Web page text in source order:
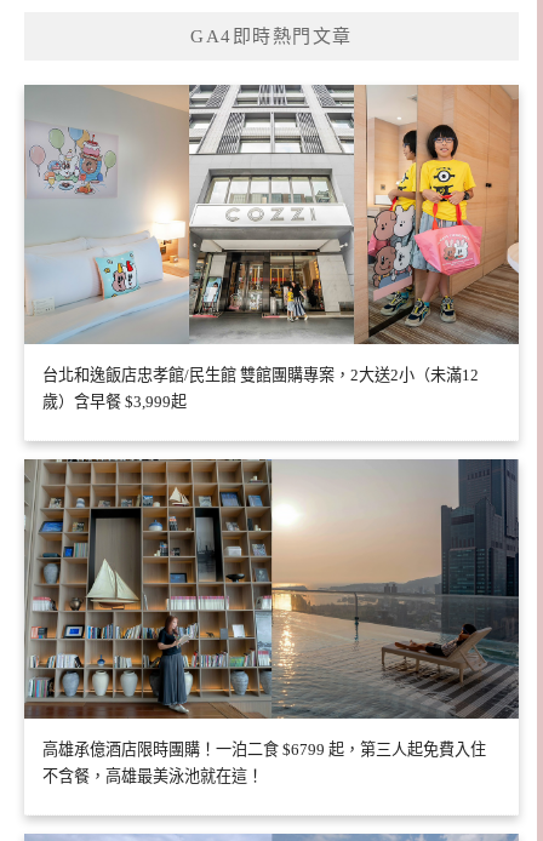
GA4即時熱門文章
台北和逸飯店忠孝館/民生館 雙館團購專案，2大送2小（未滿12
歲）含早餐 $3,999起
高雄承億酒店限時團購！一泊二食 $6799 起，第三人起免費入住
不含餐，高雄最美泳池就在這！